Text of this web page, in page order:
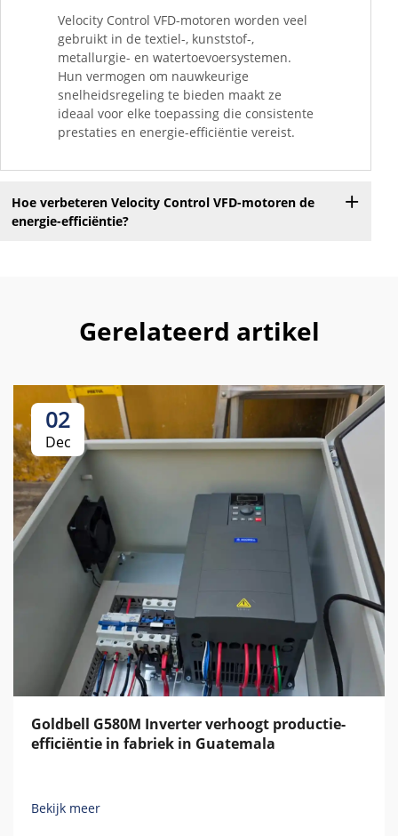
Velocity Control VFD-motoren worden veel
gebruikt in de textiel-, kunststof-,
metallurgie- en watertoevoersystemen.
Hun vermogen om nauwkeurige
snelheidsregeling te bieden maakt ze
ideaal voor elke toepassing die consistente
prestaties en energie-efficiëntie vereist.
Hoe verbeteren Velocity Control VFD-motoren de
energie-efficiëntie?
Gerelateerd artikel
02
Dec
Goldbell G580M Inverter verhoogt productie-
efficiëntie in fabriek in Guatemala
Bekijk meer